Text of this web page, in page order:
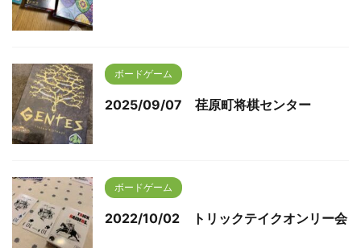
ボードゲーム
2025/09/07 荏原町将棋センター
ボードゲーム
2022/10/02 トリックテイクオンリー会